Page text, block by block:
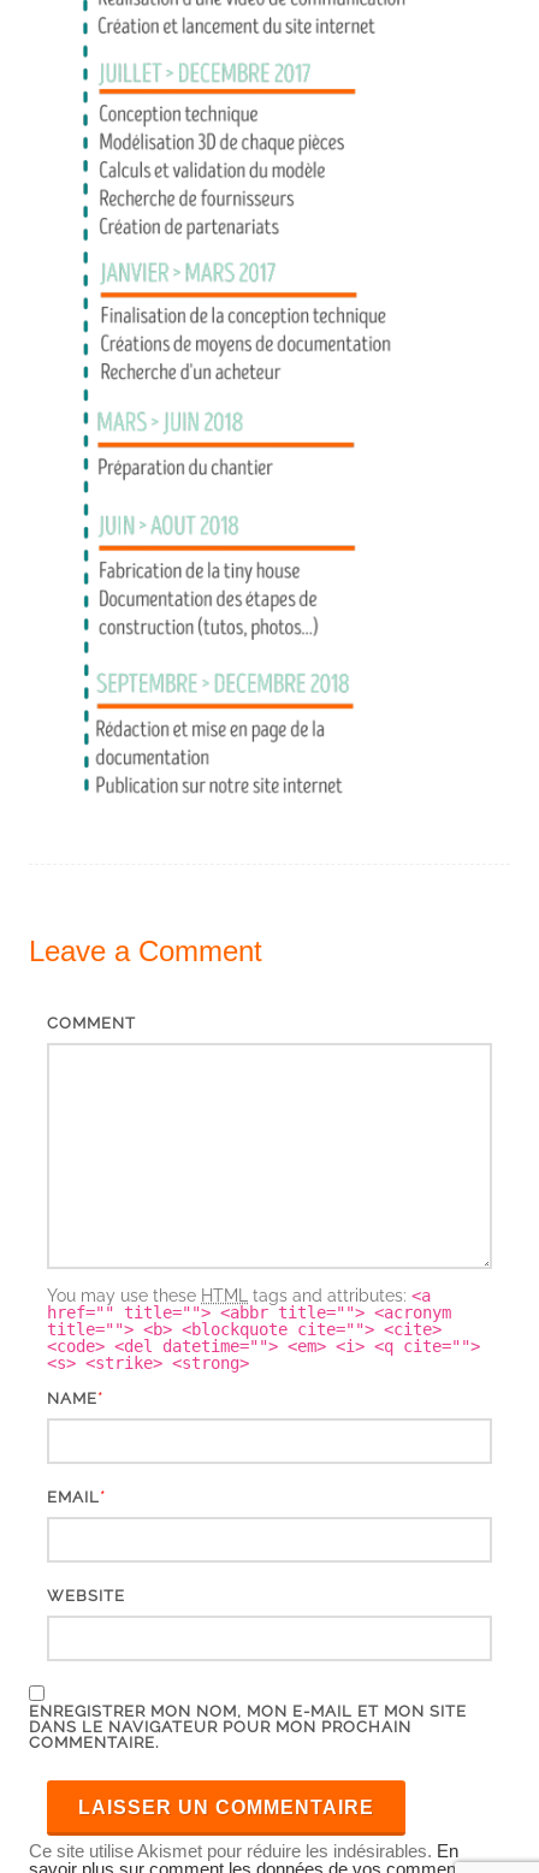
Leave a Comment
COMMENT
You may use these HTML tags and attributes: <a
href="" title=""> <abbr title=""> <acronym
title=""> <b> <blockquote cite=""> <cite>
<code> <del datetime=""> <em> <i> <q cite="">
<s> <strike> <strong>
NAME*
EMAIL*
WEBSITE
ENREGISTRER MON NOM, MON E-MAIL ET MON SITE
DANS LE NAVIGATEUR POUR MON PROCHAIN
COMMENTAIRE.
Ce site utilise Akismet pour réduire les indésirables. En
savoir plus sur comment les données de vos commentaires